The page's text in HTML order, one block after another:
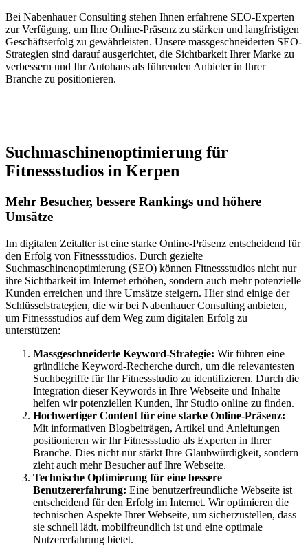
Bei Nabenhauer Consulting stehen Ihnen erfahrene SEO-Experten
zur Verfügung, um Ihre Online-Präsenz zu stärken und langfristigen
Geschäftserfolg zu gewährleisten. Unsere massgeschneiderten SEO-
Strategien sind darauf ausgerichtet, die Sichtbarkeit Ihrer Marke zu
verbessern und Ihr Autohaus als führenden Anbieter in Ihrer
Branche zu positionieren.
Suchmaschinenoptimierung für
Fitnessstudios in Kerpen
Mehr Besucher, bessere Rankings und höhere
Umsätze
Im digitalen Zeitalter ist eine starke Online-Präsenz entscheidend für
den Erfolg von Fitnessstudios. Durch gezielte
Suchmaschinenoptimierung (SEO) können Fitnessstudios nicht nur
ihre Sichtbarkeit im Internet erhöhen, sondern auch mehr potenzielle
Kunden erreichen und ihre Umsätze steigern. Hier sind einige der
Schlüsselstrategien, die wir bei Nabenhauer Consulting anbieten,
um Fitnessstudios auf dem Weg zum digitalen Erfolg zu
unterstützen:
Massgeschneiderte Keyword-Strategie: Wir führen eine
gründliche Keyword-Recherche durch, um die relevantesten
Suchbegriffe für Ihr Fitnessstudio zu identifizieren. Durch die
Integration dieser Keywords in Ihre Webseite und Inhalte
helfen wir potenziellen Kunden, Ihr Studio online zu finden.
Hochwertiger Content für eine starke Online-Präsenz:
Mit informativen Blogbeiträgen, Artikel und Anleitungen
positionieren wir Ihr Fitnessstudio als Experten in Ihrer
Branche. Dies nicht nur stärkt Ihre Glaubwürdigkeit, sondern
zieht auch mehr Besucher auf Ihre Webseite.
Technische Optimierung für eine bessere
Benutzererfahrung: Eine benutzerfreundliche Webseite ist
entscheidend für den Erfolg im Internet. Wir optimieren die
technischen Aspekte Ihrer Webseite, um sicherzustellen, dass
sie schnell lädt, mobilfreundlich ist und eine optimale
Nutzererfahrung bietet.